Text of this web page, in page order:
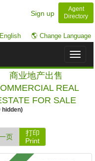
Sign up
Agent
Directory
English 🌎 Change Language
Toggle
商业地产出售
REAL
FOR SALE
hidden)
页
打印
Print